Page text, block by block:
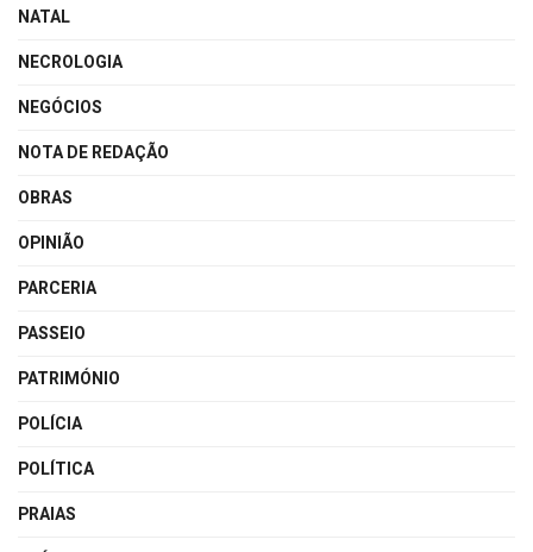
NATAL
NECROLOGIA
NEGÓCIOS
NOTA DE REDAÇÃO
OBRAS
OPINIÃO
PARCERIA
PASSEIO
PATRIMÓNIO
POLÍCIA
POLÍTICA
PRAIAS